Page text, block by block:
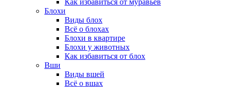
Как избавиться от муравьёв
Блохи
Виды блох
Всё о блохах
Блохи в квартире
Блохи у животных
Как избавиться от блох
Вши
Виды вшей
Всё о вшах